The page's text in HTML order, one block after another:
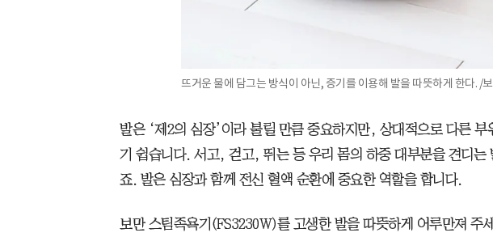
뜨거운 물에 담그는 방식이 아닌, 증기를 이용해 발을 따뜻하게 한다. /
발은 ‘제2의 심장’이라 불릴 만큼 중요하지만, 상대적으로 다른 부
기 쉽습니다. 서고, 걷고, 뛰는 등 우리 몸의 하중 대부분을 견디는
죠. 발은 심장과 함께 전신 혈액 순환에 중요한 역할을 합니다.
보만 스팀족욕기(FS3230W)를 고생한 발을 따뜻하게 어루만져 주